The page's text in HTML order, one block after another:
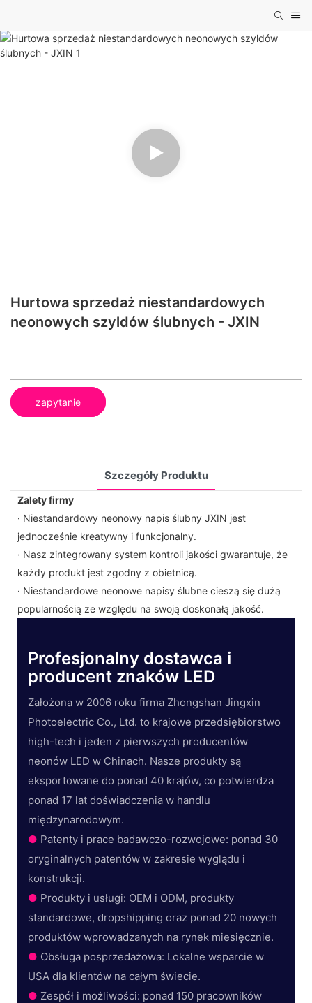
Hurtowa sprzedaż niestandardowych
neonowych szyldów ślubnych - JXIN
zapytanie
Szczegóły Produktu
Zalety firmy
· Niestandardowy neonowy napis ślubny JXIN jest
jednocześnie kreatywny i funkcjonalny.
· Nasz zintegrowany system kontroli jakości gwarantuje, że
każdy produkt jest zgodny z obietnicą.
· Niestandardowe neonowe napisy ślubne cieszą się dużą
popularnością ze względu na swoją doskonałą jakość.
Profesjonalny dostawca i
producent znaków LED
Założona w 2006 roku firma Zhongshan Jingxin
Photoelectric Co., Ltd. to krajowe przedsiębiorstwo
high-tech i jeden z pierwszych producentów
neonów LED w Chinach. Nasze produkty są
eksportowane do ponad 40 krajów, co potwierdza
ponad 17 lat doświadczenia w handlu
międzynarodowym.
● Patenty i prace badawczo-rozwojowe: ponad 30
oryginalnych patentów w zakresie wyglądu i
konstrukcji.
● Produkty i usługi: OEM i ODM, produkty
standardowe, dropshipping oraz ponad 20 nowych
produktów wprowadzanych na rynek miesięcznie.
● Obsługa posprzedażowa: Lokalne wsparcie w
USA dla klientów na całym świecie.
● Zespół i możliwości: ponad 150 pracowników